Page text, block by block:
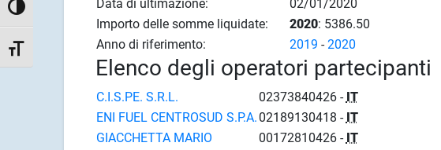
Attiva/disattiva alto contrasto
Attiva/disattiva dimensione testo
Data di ultimazione:
02/01/2020
Importo delle somme liquidate:
2020: 5386.50
Anno di riferimento:
2019 -2020
Elenco degli operatori partecipanti
C.I.S.PE. S.R.L. 02373840426 - IT
ENI FUEL CENTROSUD S.P.A. 02189130418 - IT
GIACCHETTA MARIO
00172810426 - IT